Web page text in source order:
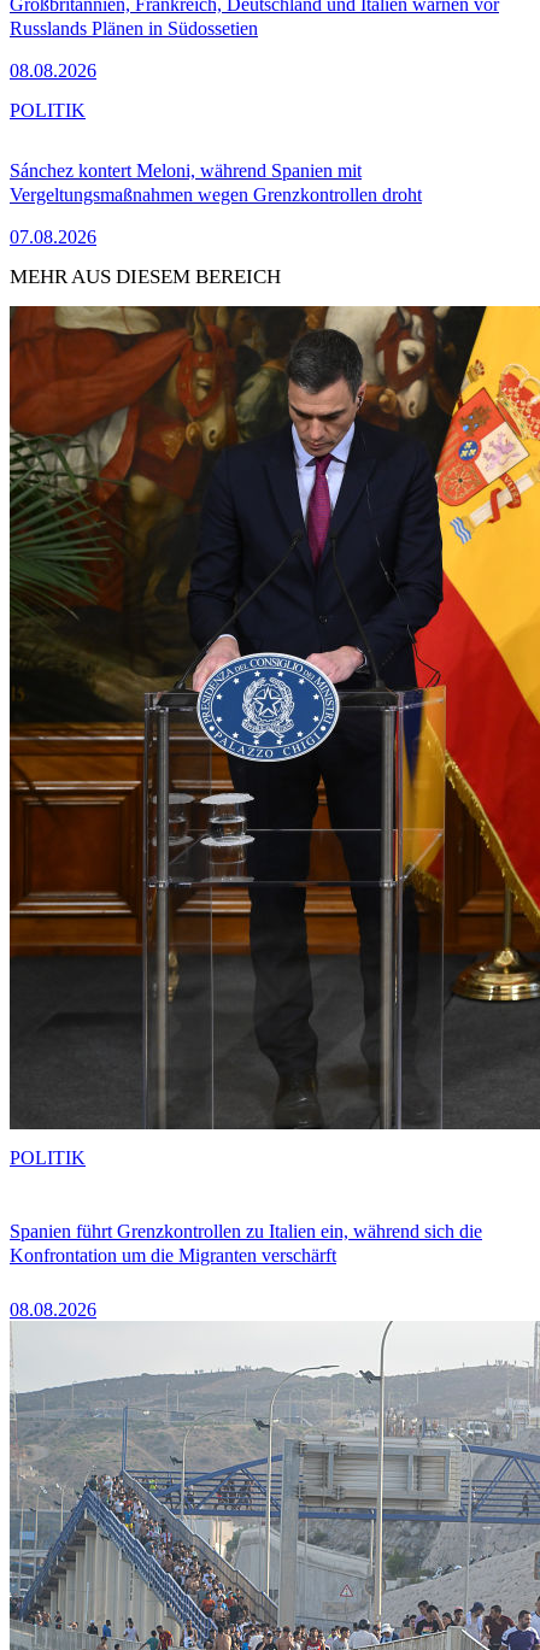
Russlands Plänen in Südossetien
08.08.2026
Sánchez kontert Meloni, während Spanien mit
Vergeltungsmaßnahmen wegen Grenzkontrollen droht
07.08.2026
POLITIK
MEHR AUS DIESEM BEREICH
Spanien führt Grenzkontrollen zu Italien ein, während sich die
Konfrontation um die Migranten verschärft
08.08.2026
POLITIK